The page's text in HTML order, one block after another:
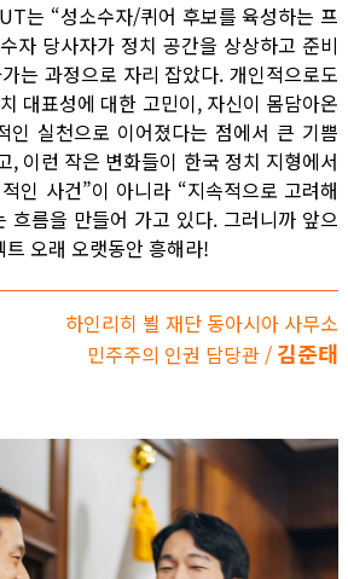
는 “성소수자/퀴어 후보를 육성하는 프
자 당사자가 정치 공간을 상상하고 준비
는 과정으로 자리 잡았다. 개인적으로도
대표성에 대한 고민이, 자신이 몸담아온
인 실천으로 이어졌다는 점에서 큰 기쁨
, 이런 작은 변화들이 한국 정치 지형에서
인 사건”이 아니라 “지속적으로 고려해
흐름을 만들어 가고 있다. 그러니까 앞으
오래 오랫동안 흥해라!
하인리히 뵐 재단 동아시아 사무소
민주주의 인권 담당관 / 김준태